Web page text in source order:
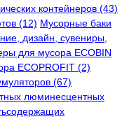
контейнеров (43)
(12) Мусорные баки
дизайн, сувениры,
для мусора ECOBIN
ECOPROFIT (2)
(67)
люминесцентных